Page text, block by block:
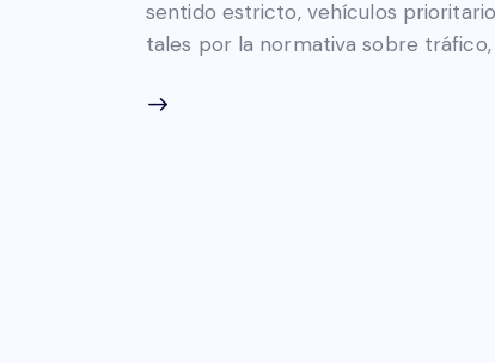
sentido estricto, vehículos
tales por la normativa sobre